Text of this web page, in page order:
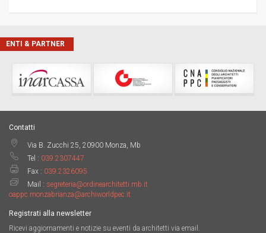
ENTI & PARTNER
Contatti
Via B. Zucchi 25, 20900 Monza, Mb
Tel : 039.2307447
Fax : 039.2326095
Mail : segreteria@ordinearchitetti.mb.it
oappc.monzabrianza@archiworldpec.it
Registrati alla newsletter
Ricevi aggiornamenti e notizie su eventi da architetti via email.